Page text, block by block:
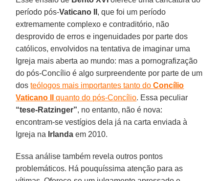
período pós-Vaticano II , que foi um período
extremamente complexo e contraditório, não
desprovido de erros e ingenuidades por parte dos
católicos, envolvidos na tentativa de imaginar uma
Igreja mais aberta ao mundo: mas a pornografização
do pós-Concílio é algo surpreendente por parte de um
dosteólogos mais importantes tanto doConcílio
Vaticano II
quanto do pós-Concílio. Essa peculiar
“tese-Ratzinger”, no entanto, não é nova:
encontram-se vestígios dela já na carta enviada à
Igreja na Irlanda em 2010.
Essa análise também revela outros pontos
problemáticos. Há pouquíssima atenção para as